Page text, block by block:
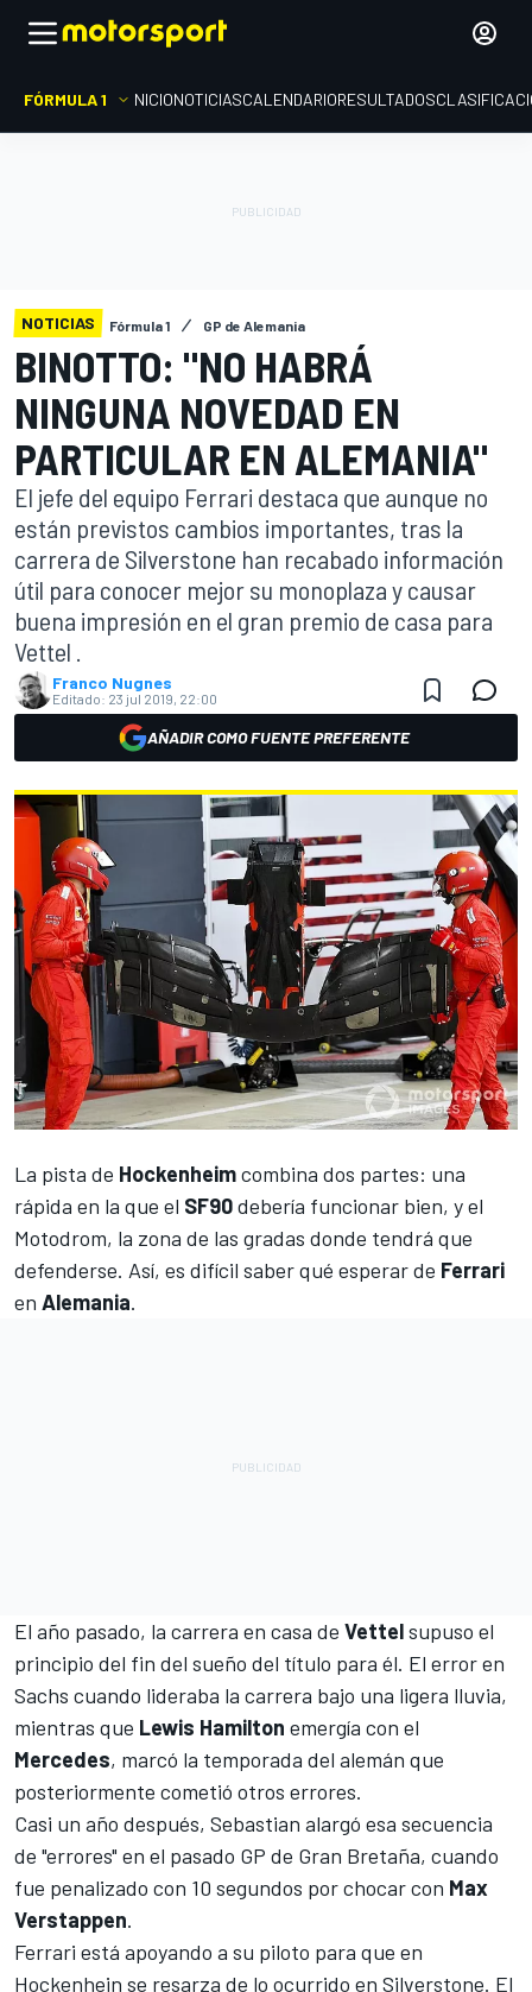
FÓRMULA 1 INICIONOTICIASCALENDARIORESULTADOS
NOTICIAS Fórmula 1 GP de Alemania
BINOTTO: "NO HABRÁ
NINGUNA NOVEDAD EN
PARTICULAR EN ALEMANIA"
El jefe del equipo Ferrari destaca que aunque no
están previstos cambios importantes, tras la
carrera de Silverstone han recabado información
útil para conocer mejor su monoplaza y causar
buena impresión en el gran premio de casa para
Vettel .
Franco Nugnes
Editado: 23 jul 2019, 22:00
AÑADIR COMO FUENTE PREFERENTE
La pista de Hockenheimcombina dos partes: una
rápida en la que el SF90debería funcionar bien, y el
Motodrom, la zona de las gradas donde tendrá que
defenderse. Así, es difícil saber qué esperar de Ferrari
en Alemania.
El año pasado, la carrera en casa de Vettelsupuso el
principio del fin del sueño del título para él. El error en
Sachs cuando lideraba la carrera bajo una ligera lluvia,
mientras que Lewis Hamilton emergía con el
Mercedes, marcó la temporada del alemán que
posteriormente cometió otros errores.
Casi un año después, Sebastian alargó esa secuencia
de "errores" en el pasado GP de Gran Bretaña, cuando
fue penalizado con 10 segundos por chocar con Max
Verstappen.
Ferrari está apoyando a su piloto para que en
Hockenhein se resarza de lo ocurrido en Silverstone. El